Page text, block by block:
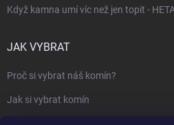
Když kamna umí víc než jen topit -
JAK VYBRAT
Proč si vybrat náš komín?
Jak si vybrat komín